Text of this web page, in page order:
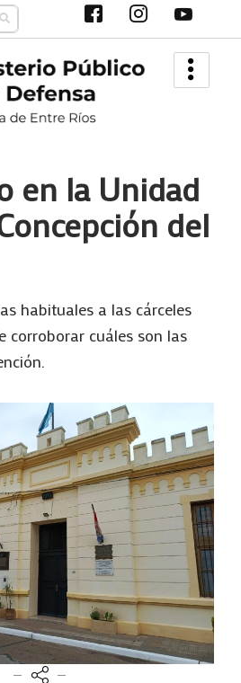
en la Unidad
del
habituales a las cárceles
corroborar cuáles son las